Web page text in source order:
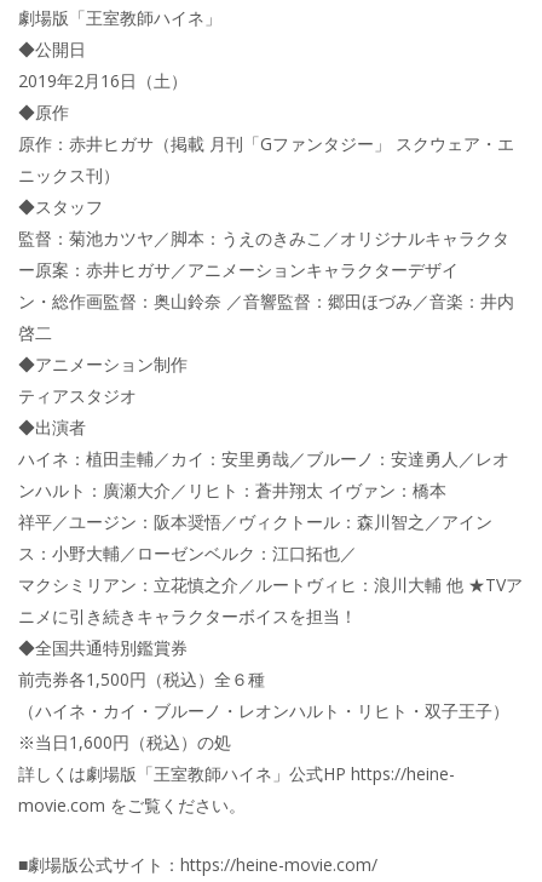
劇場版「王室教師ハイネ」
◆公開日
2019年2月16日（土）
◆原作
原作：赤井ヒガサ（掲載 月刊「Gファンタジー」 スクウェア・エ
ニックス刊）
◆スタッフ
監督：菊池カツヤ／脚本：うえのきみこ／オリジナルキャラクタ
ー原案：赤井ヒガサ／アニメーションキャラクターデザイ
ン・総作画監督：奥山鈴奈 ／音響監督：郷田ほづみ／音楽：井内
啓二
◆アニメーション制作
ティアスタジオ
◆出演者
ハイネ：植田圭輔／カイ：安里勇哉／ブルーノ：安達勇人／レオ
ンハルト：廣瀬大介／リヒト：蒼井翔太 イヴァン：橋本
祥平／ユージン：阪本奨悟／ヴィクトール：森川智之／アイン
ス：小野大輔／ローゼンベルク：江口拓也／
マクシミリアン：立花慎之介／ルートヴィヒ：浪川大輔 他 ★TVア
ニメに引き続きキャラクターボイスを担当！
◆全国共通特別鑑賞券
前売券各1,500円（税込）全６種
（ハイネ・カイ・ブルーノ・レオンハルト・リヒト・双子王子）
※当日1,600円（税込）の処
詳しくは劇場版「王室教師ハイネ」公式HP https://heine-
movie.com をご覧ください。
■劇場版公式サイト：https://heine-movie.com/